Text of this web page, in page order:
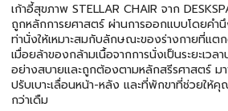
เก้าอี้สุขภาพ STELLAR CHAIR จาก
ถูกหลักการยศาสตร์ ผ่านการออกแบบโดยคำ
ท่านั่งให้เหมาะสมกับลักษณะของร่างกายที่แ
เมื่อยล้าของกล้ามเนื้อจากการนั่งเป็นระยะเว
อย่างสบายและถูกต้องตามหลักสรีรศาสตร์ ม
ปรับเบาะเลื่อนหน้า-หลัง และที่พักขาที่ช่วยใ
กว่าเดืม